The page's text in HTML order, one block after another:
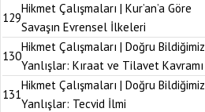
129
Hikmet Çalışmaları | Kur’an’a Göre
Savaşın Evrensel İlkeleri
130
Hikmet Çalışmaları | Doğru Bildiğimiz
Yanlışlar: Kıraat ve Tilavet Kavramı
131
Hikmet Çalışmaları | Doğru Bildiğimiz
Yanlışlar: Tecvid İlmi